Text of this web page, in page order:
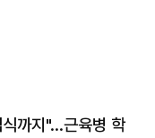
까지"…근육병 학